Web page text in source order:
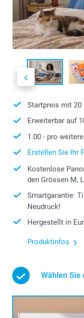
Startpreis mit 20
Erweiterbar auf
1.00 - pro
Erstellen Sie Ihr
Kostenlose
den Grössen M,
Smartgarantie:
Neudruck!
Hergestellt in
Produktinfos
Wählen Sie